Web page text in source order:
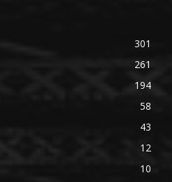
301
261
194
58
43
12
10